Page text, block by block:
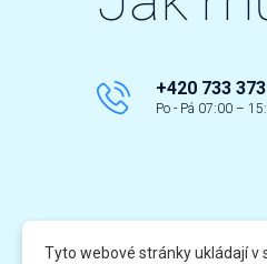
+420 733
Po - Pá 07:00 –
Tyto webové stránky ukládají v